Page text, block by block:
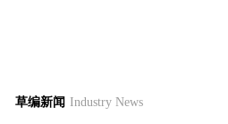
草编新闻 Industry News